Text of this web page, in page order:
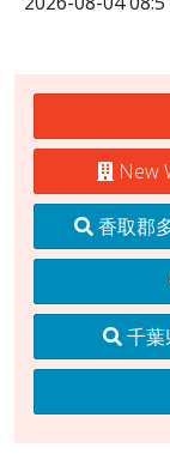
New
香取郡
千葉